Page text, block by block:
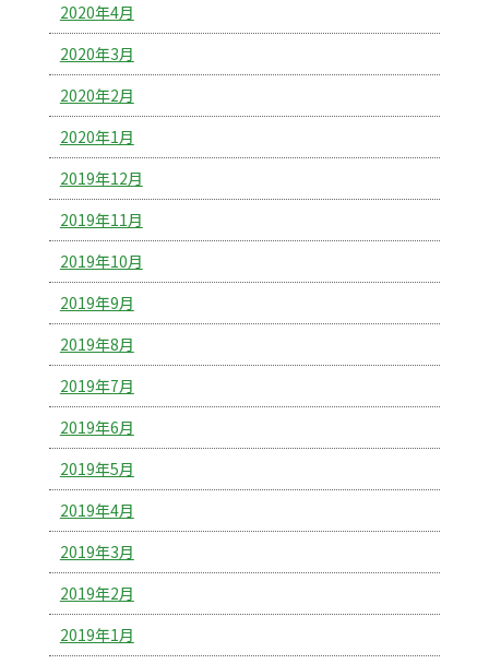
2020年4月
2020年3月
2020年2月
2020年1月
2019年12月
2019年11月
2019年10月
2019年9月
2019年8月
2019年7月
2019年6月
2019年5月
2019年4月
2019年3月
2019年2月
2019年1月